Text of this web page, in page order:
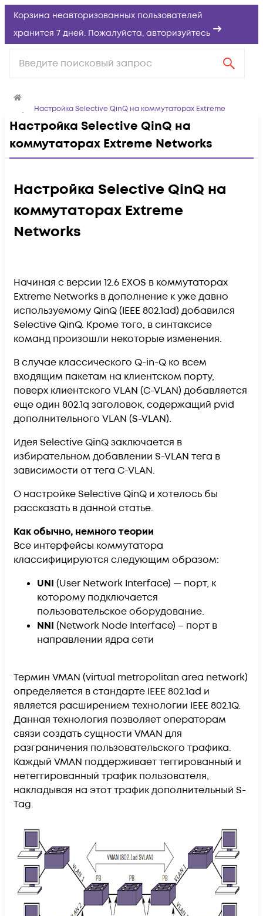
Корзина неавторизованных пользователей
хранится 7 дней. Пожалуйста, авторизуйтесь
Настройка Selective QinQ на коммутаторах Extreme
Networks
Настройка Selective QinQ на
коммутаторах Extreme Networks
Настройка Selective QinQ на
коммутаторах Extreme
Networks
Начиная с версии 12.6 EXOS в коммутаторах
Extreme Networks в дополнение к уже давно
используемому QinQ (IEEE 802.1ad) добавился
Selective QinQ. Кроме того, в синтаксисе
команд произошли некоторые изменения.
В случае классического Q-in-Q ко всем
входящим пакетам на клиентском порту,
поверх клиентского VLAN (C-VLAN) добавляется
еще один 802.1q заголовок, содержащий pvid
дополнительного VLAN (S-VLAN).
Идея Selective QinQ заключается в
избирательном добавлении S-VLAN тега в
зависимости от тега C-VLAN.
О настройке Selective QinQ и хотелось бы
рассказать в данной статье.
Как обычно, немного теории
Все интерфейсы коммутатора
классифицируются следующим образом:
UNI (User Network Interface) — порт, к
которому подключается
пользовательское оборудование.
NNI (Network Node Interface) – порт в
направлении ядра сети
Термин VMAN (virtual metropolitan area network)
определяется в стандарте IEEE 802.1ad и
является расширением технологии IEEE 802.1Q.
Данная технология позволяет операторам
связи создать сущности VMAN для
разграничения пользовательского трафика.
Каждый VMAN поддерживает теггированный и
нетеггированный трафик пользователя,
накладывая на этот трафик дополнительный S-
Tag.